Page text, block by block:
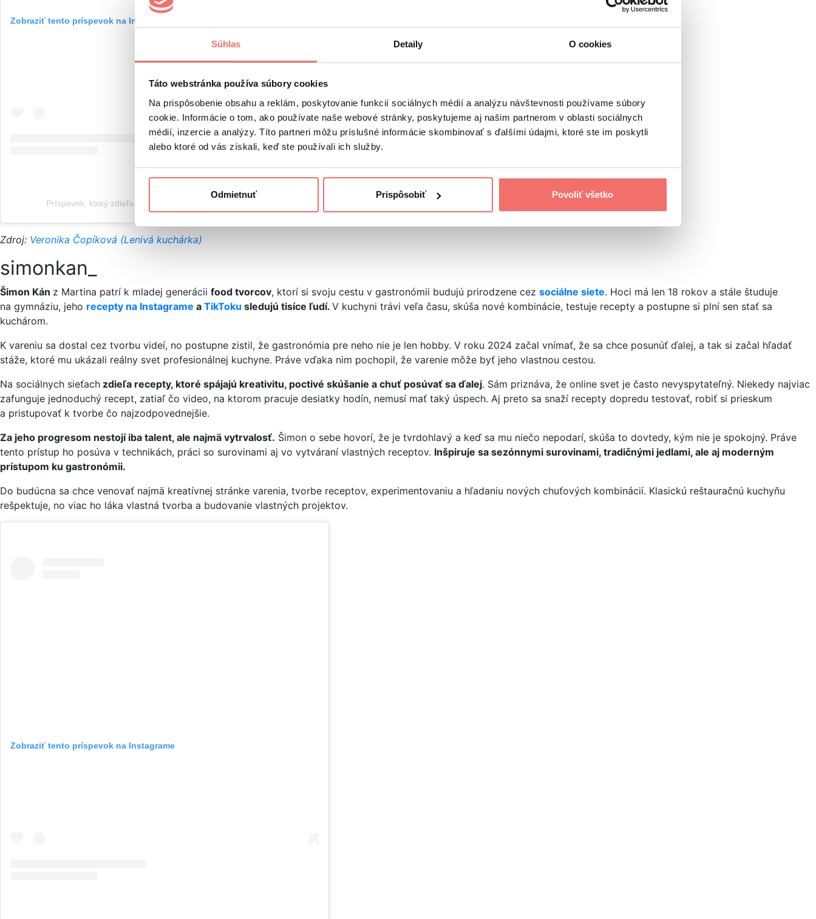
Súhlas Detaily O cookies
Táto webstránka používa súbory cookies
Na prispôsobenie obsahu a reklám, poskytovanie funkcií sociálnych médií a analýzu návštevnosti používame súbory
cookie. Informácie o tom, ako používate naše webové stránky, poskytujeme aj našim partnerom v oblasti sociálnych
médií, inzercie a analýzy. Títo partneri môžu príslušné informácie skombinovať s ďalšími údajmi, ktoré ste im poskytli
alebo ktoré od vás získali, keď ste používali ich služby.
Odmietnuť Prispôsobiť Povoliť všetko
Zobraziť tento príspevok na Instagrame
Príspevok, ktorý zdieľa Veronika Čopíková (@lenivakucharka)
Zdroj: Veronika Čopíková (Lenivá kuchárka)
simonkan_
Šimon Kán z Martina patrí k mladej generácii food tvorcov, ktorí si svoju cestu v gastronómii budujú prirodzene cez sociálne siete. Hoci má len 18 rokov a stále študuje
na gymnáziu, jeho recepty na Instagrame a TikToku sledujú tisíce ľudí. V kuchyni trávi veľa času, skúša nové kombinácie, testuje recepty a postupne si plní sen stať sa
kuchárom.
K vareniu sa dostal cez tvorbu videí, no postupne zistil, že gastronómia pre neho nie je len hobby. V roku 2024 začal vnímať, že sa chce posunúť ďalej, a tak si začal hľadať
stáže, ktoré mu ukázali reálny svet profesionálnej kuchyne. Práve vďaka nim pochopil, že varenie môže byť jeho vlastnou cestou.
Na sociálnych sieťach zdieľa recepty, ktoré spájajú kreativitu, poctivé skúšanie a chuť posúvať sa ďalej. Sám priznáva, že online svet je často nevyspytateľný. Niekedy najviac
zafunguje jednoduchý recept, zatiaľ čo video, na ktorom pracuje desiatky hodín, nemusí mať taký úspech. Aj preto sa snaží recepty dopredu testovať, robiť si prieskum
a pristupovať k tvorbe čo najzodpovednejšie.
Za jeho progresom nestojí iba talent, ale najmä vytrvalosť. Šimon o sebe hovorí, že je tvrdohlavý a keď sa mu niečo nepodarí, skúša to dovtedy, kým nie je spokojný. Práve
tento prístup ho posúva v technikách, práci so surovinami aj vo vytváraní vlastných receptov. Inšpiruje sa sezónnymi surovinami, tradičnými jedlami, ale aj moderným
prístupom ku gastronómii.
Do budúcna sa chce venovať najmä kreatívnej stránke varenia, tvorbe receptov, experimentovaniu a hľadaniu nových chuťových kombinácií. Klasickú reštauračnú kuchyňu
rešpektuje, no viac ho láka vlastná tvorba a budovanie vlastných projektov.
Zobraziť tento príspevok na Instagrame